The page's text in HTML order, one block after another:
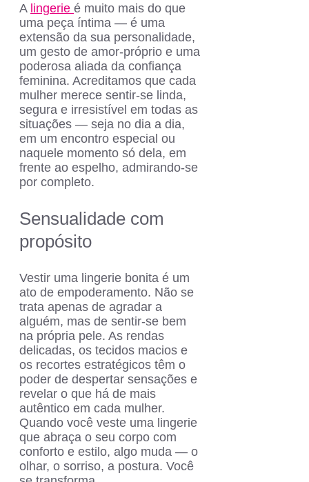
A lingerie é muito mais do que
uma peça íntima — é uma
extensão da sua personalidade,
um gesto de amor-próprio e uma
poderosa aliada da confiança
feminina. Acreditamos que cada
mulher merece sentir-se linda,
segura e irresistível em todas as
situações — seja no dia a dia,
em um encontro especial ou
naquele momento só dela, em
frente ao espelho, admirando-se
por completo.
Sensualidade com
propósito
Vestir uma lingerie bonita é um
ato de empoderamento. Não se
trata apenas de agradar a
alguém, mas de sentir-se bem
na própria pele. As rendas
delicadas, os tecidos macios e
os recortes estratégicos têm o
poder de despertar sensações e
revelar o que há de mais
autêntico em cada mulher.
Quando você veste uma lingerie
que abraça o seu corpo com
conforto e estilo, algo muda — o
olhar, o sorriso, a postura. Você